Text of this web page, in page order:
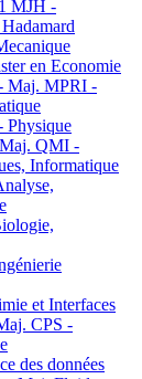
MJH -
en Economie
Maj. MPRI -
QMI -
Informatique
et Interfaces
CPS -
des données